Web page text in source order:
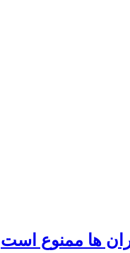
ها ممنوع است